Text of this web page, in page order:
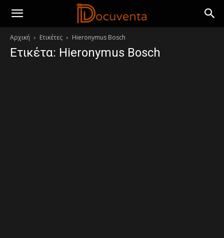
Αρχική Ετικέτες Hieronymus Bosch
Ετικέτα: Hieronymus Bosch